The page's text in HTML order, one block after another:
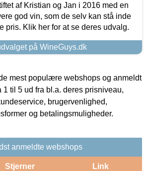
af Kristian og Jan i 2016 med en
god vin, som de selv kan stå inde
pris. Klik her for at se deres udvalg.
på WineGuys.dk
mest populære webshops og anmeldt
1 til 5 ud fra bl.a. deres prisniveau,
brugervenlighed,
og betalingsmuligheder.
anmeldte webshops
Stjerner Link